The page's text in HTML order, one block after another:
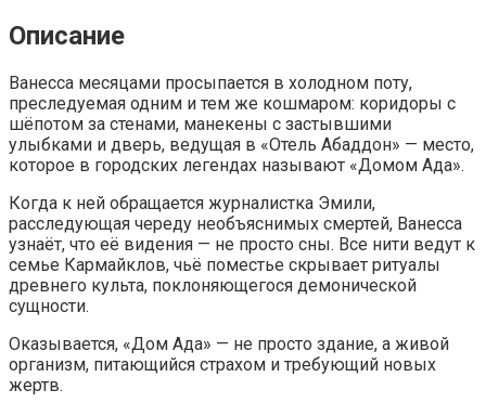
Описание
Ванесса месяцами просыпается в холодном поту,
преследуемая одним и тем же кошмаром: коридоры с
шёпотом за стенами, манекены с застывшими
улыбками и дверь, ведущая в «Отель Абаддон» — место,
которое в городских легендах называют «Домом Ада».
Когда к ней обращается журналистка Эмили,
расследующая череду необъяснимых смертей, Ванесса
узнаёт, что её видения — не просто сны. Все нити ведут к
семье Кармайклов, чьё поместье скрывает ритуалы
древнего культа, поклоняющегося демонической
сущности.
Оказывается, «Дом Ада» — не просто здание, а живой
организм, питающийся страхом и требующий новых
жертв.